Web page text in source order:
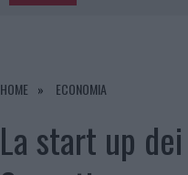
6 AGOSTO 2026 |
HOME ECONOMIA
La start up